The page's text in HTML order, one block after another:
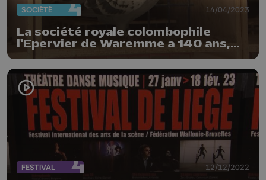
SOCIÉTÉ 14/04/2023
La société royale colombophile
l'Epervier de Waremme a 140 ans,
FESTIVAL 12/12/2022